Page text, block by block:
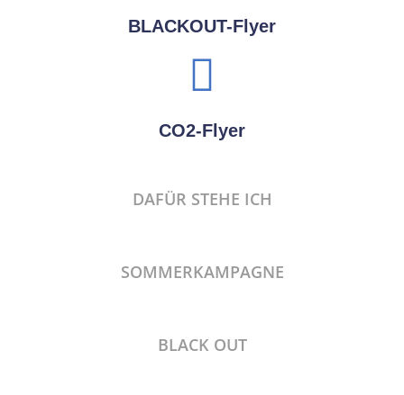
BLACKOUT-Flyer
CO2-Flyer
DAFÜR STEHE ICH
SOMMERKAMPAGNE
BLACK OUT